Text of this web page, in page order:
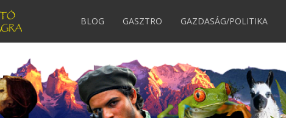
BLOG GASZTRO GAZDASÁG/POLITIKA